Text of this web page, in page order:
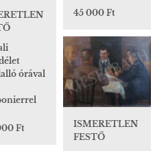
45 000 Ft
órával
Ft
ISMERETLEN
FESTŐ